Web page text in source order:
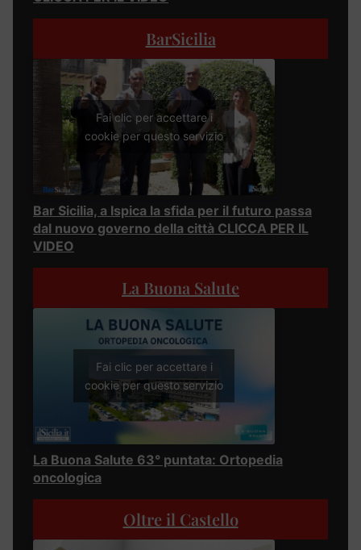
BarSicilia
Fai clic per accettare i
cookie per questo servizio
Bar Sicilia, a Ispica la sfida per il futuro passa
dal nuovo governo della città CLICCA PER IL
VIDEO
La Buona Salute
Fai clic per accettare i
cookie per questo servizio
La Buona Salute 63° puntata: Ortopedia
oncologica
Oltre il Castello